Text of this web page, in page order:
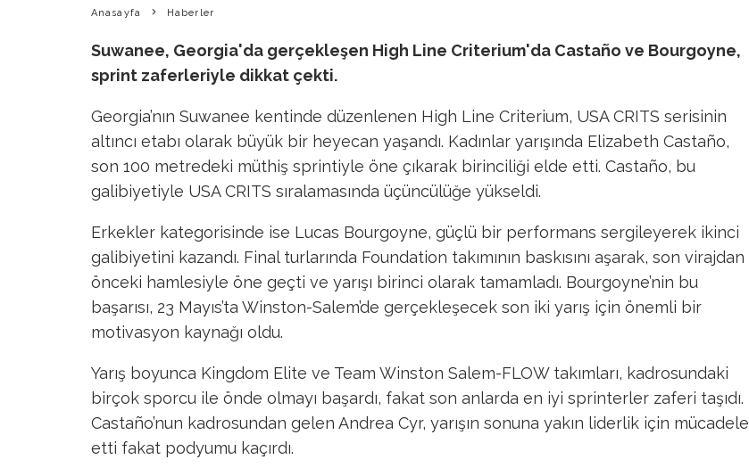
Anasayfa Haberler
Suwanee, Georgia'da gerçekleşen High Line Criterium'da Castaño ve Bourgoyne,
sprint zaferleriyle dikkat çekti.
Georgia’nın Suwanee kentinde düzenlenen High Line Criterium, USA CRITS serisinin
altıncı etabı olarak büyük bir heyecan yaşandı. Kadınlar yarışında Elizabeth Castaño,
son 100 metredeki müthiş sprintiyle öne çıkarak birinciliği elde etti. Castaño, bu
galibiyetiyle USA CRITS sıralamasında üçüncülüğe yükseldi.
Erkekler kategorisinde ise Lucas Bourgoyne, güçlü bir performans sergileyerek ikinci
galibiyetini kazandı. Final turlarında Foundation takımının baskısını aşarak, son virajdan
önceki hamlesiyle öne geçti ve yarışı birinci olarak tamamladı. Bourgoyne’nin bu
başarısı, 23 Mayıs’ta Winston-Salem’de gerçekleşecek son iki yarış için önemli bir
motivasyon kaynağı oldu.
Yarış boyunca Kingdom Elite ve Team Winston Salem-FLOW takımları, kadrosundaki
birçok sporcu ile önde olmayı başardı, fakat son anlarda en iyi sprinterler zaferi taşıdı.
Castaño’nun kadrosundan gelen Andrea Cyr, yarışın sonuna yakın liderlik için mücadele
etti fakat podyumu kaçırdı.